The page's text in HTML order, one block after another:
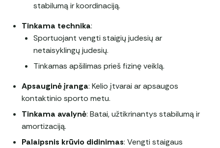
stabilumą ir koordinaciją.
Tinkama technika:
Sportuojant vengti staigių judesių ar
netaisyklingų judesių.
Tinkamas apšilimas prieš fizinę veiklą.
Apsauginė įranga: Kelio įtvarai ar apsaugos
kontaktinio sporto metu.
Tinkama avalynė: Batai, užtikrinantys stabilumą ir
amortizaciją.
Palaipsnis krūvio didinimas: Vengti staigaus